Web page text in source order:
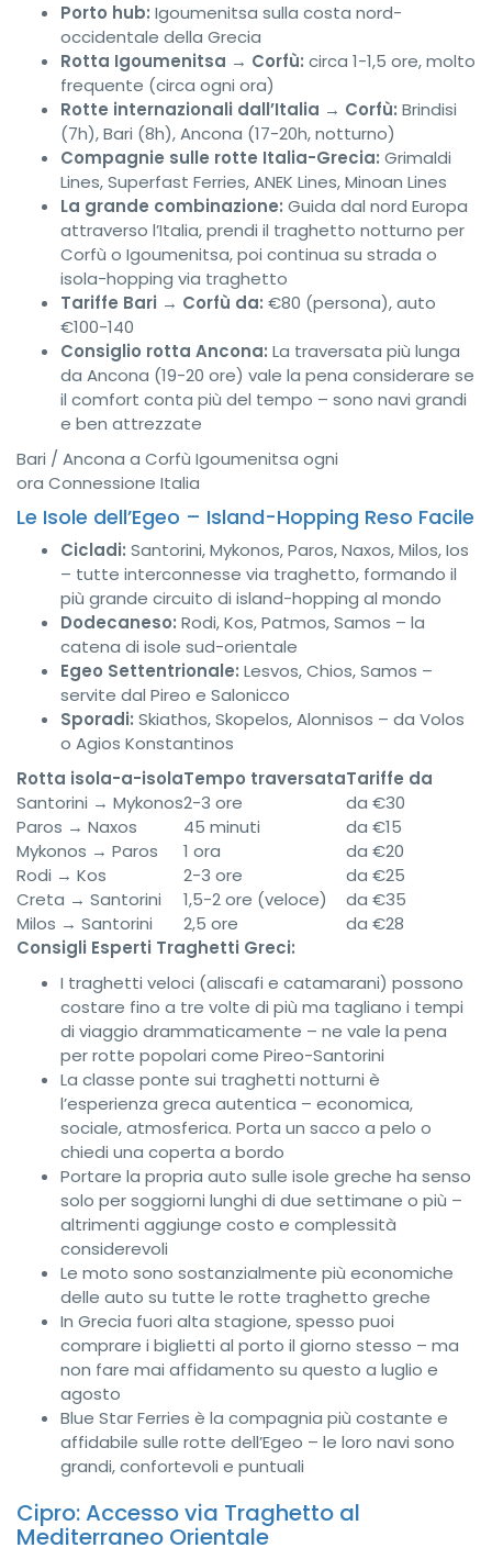
Porto hub: Igoumenitsa sulla costa nord-
occidentale della Grecia
Rotta Igoumenitsa → Corfù: circa 1-1,5 ore, molto
frequente (circa ogni ora)
Rotte internazionali dall’Italia → Corfù: Brindisi
(7h), Bari (8h), Ancona (17-20h, notturno)
Compagnie sulle rotte Italia-Grecia: Grimaldi
Lines, Superfast Ferries, ANEK Lines, Minoan Lines
La grande combinazione: Guida dal nord Europa
attraverso l’Italia, prendi il traghetto notturno per
Corfù o Igoumenitsa, poi continua su strada o
isola-hopping via traghetto
Tariffe Bari → Corfù da: €80 (persona), auto
€100-140
Consiglio rotta Ancona: La traversata più lunga
da Ancona (19-20 ore) vale la pena considerare se
il comfort conta più del tempo – sono navi grandi
e ben attrezzate
Bari / Ancona a Corfù Igoumenitsa ogni
ora Connessione Italia
Le Isole dell’Egeo – Island-Hopping Reso Facile
Cicladi: Santorini, Mykonos, Paros, Naxos, Milos, Ios
– tutte interconnesse via traghetto, formando il
più grande circuito di island-hopping al mondo
Dodecaneso: Rodi, Kos, Patmos, Samos – la
catena di isole sud-orientale
Egeo Settentrionale: Lesvos, Chios, Samos –
servite dal Pireo e Salonicco
Sporadi: Skiathos, Skopelos, Alonnisos – da Volos
o Agios Konstantinos
Rotta isola-a-isolaTempo traversataTariffe da
Santorini → Mykonos2-3 ore
da €30
Paros → Naxos
45 minuti
da €15
Mykonos → Paros
1 ora
da €20
Rodi → Kos
2-3 ore
da €25
Creta → Santorini
1,5-2 ore (veloce)
da €35
Milos → Santorini
2,5 ore
da €28
Consigli Esperti Traghetti Greci:
I traghetti veloci (aliscafi e catamarani) possono
costare fino a tre volte di più ma tagliano i tempi
di viaggio drammaticamente – ne vale la pena
per rotte popolari come Pireo-Santorini
La classe ponte sui traghetti notturni è
l’esperienza greca autentica – economica,
sociale, atmosferica. Porta un sacco a pelo o
chiedi una coperta a bordo
Portare la propria auto sulle isole greche ha senso
solo per soggiorni lunghi di due settimane o più –
altrimenti aggiunge costo e complessità
considerevoli
Le moto sono sostanzialmente più economiche
delle auto su tutte le rotte traghetto greche
In Grecia fuori alta stagione, spesso puoi
comprare i biglietti al porto il giorno stesso – ma
non fare mai affidamento su questo a luglio e
agosto
Blue Star Ferries è la compagnia più costante e
affidabile sulle rotte dell’Egeo – le loro navi sono
grandi, confortevoli e puntuali
Cipro: Accesso via Traghetto al
Mediterraneo Orientale